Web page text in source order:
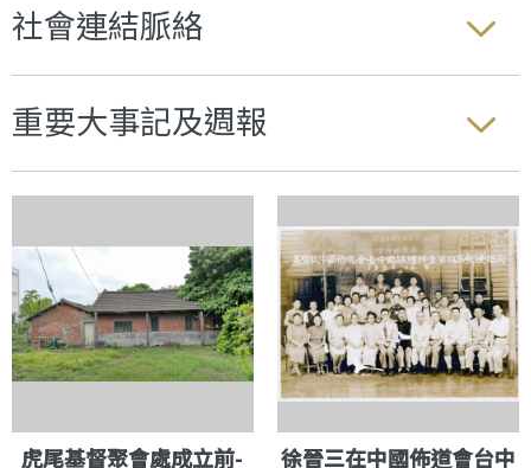
社會連結脈絡
重要大事記及週報
虎尾基督聚會處成立前- 徐晉三在中國佈道會台中